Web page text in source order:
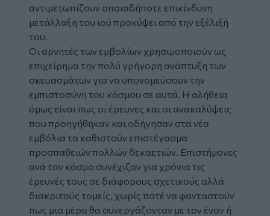
αντιμετωπίζουν οποιαδήποτε επικίνδυνη
μετάλλαξη του ιού προκύψει από την εξέλιξή
του.
Οι αρνητές των εμβολίων χρησιμοποιούν ως
επιχείρημα την πολύ γρήγορη ανάπτυξη των
σκευασμάτων για να υπονομεύσουν την
εμπιστοσύνη του κόσμου σε αυτά. Η αλήθεια
όμως είναι πως οι έρευνες και οι ανακαλύψεις
που προηγήθηκαν και οδήγησαν στα νέα
εμβόλια τα καθιστούν επιστέγασμα
προσπαθειών πολλών δεκαετιών. Επιστήμονες
ανά τον κόσμο συνέχιζαν για χρόνια τις
έρευνές τους σε διάφορους σχετικούς αλλά
διακριτούς τομείς, χωρίς ποτέ να φανταστούν
πως μια μέρα θα συνεργάζονταν με τον έναν ή